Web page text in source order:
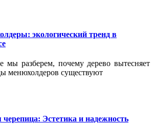
экологический тренд в
мы разберем, почему дерево вытесняет
менюхолдеров существуют
Эстетика и надежность